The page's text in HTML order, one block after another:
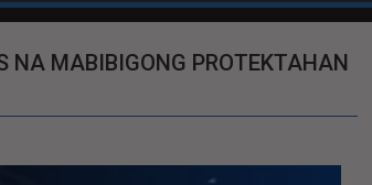
NA MABIBIGONG PROTEKTAHAN